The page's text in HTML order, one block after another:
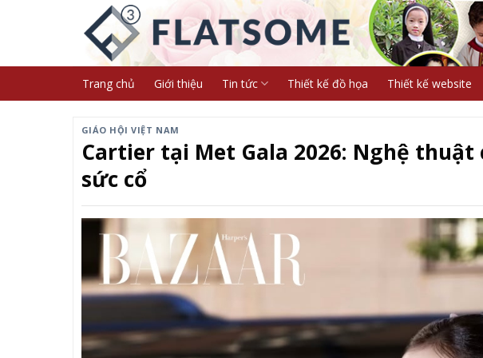
Trang chủ Giới thiệu Tin tức Thiết kế đồ họa Thiết kế website
GIÁO HỘI VIỆT NAM
Cartier tại Met Gala 2026: Nghệ
sức cổ